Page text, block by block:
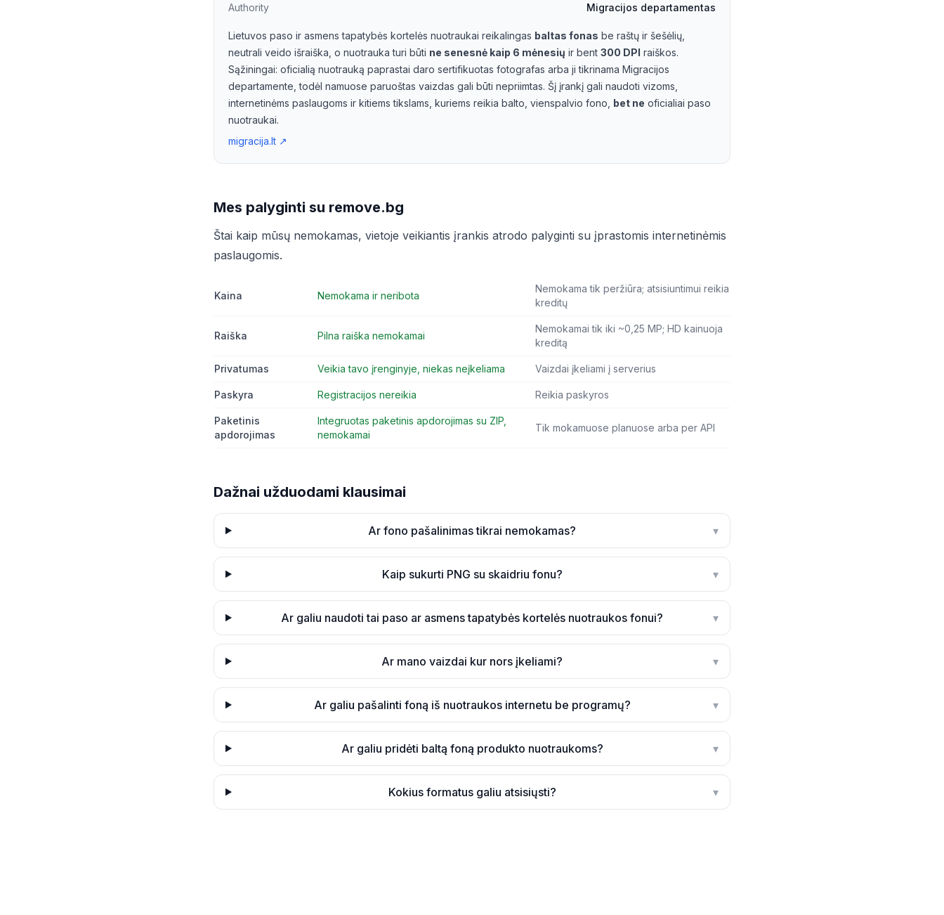
Authority Migracijos departamentas
Lietuvos paso ir asmens tapatybės kortelės nuotraukai reikalingas baltas fonas be raštų ir šešėlių,
neutrali veido išraiška, o nuotrauka turi būti ne senesnė kaip 6 mėnesių ir bent 300 DPI raiškos.
Sąžiningai: oficialią nuotrauką paprastai daro sertifikuotas fotografas arba ji tikrinama Migracijos
departamente, todėl namuose paruoštas vaizdas gali būti nepriimtas. Šį įrankį gali naudoti vizoms,
internetinėms paslaugoms ir kitiems tikslams, kuriems reikia balto, vienspalvio fono, bet ne oficialiai paso
nuotraukai.
migracija.lt ↗
Mes palyginti su remove.bg
Štai kaip mūsų nemokamas, vietoje veikiantis įrankis atrodo palyginti su įprastomis internetinėmis
paslaugomis.
Kaina Nemokama ir neribota
Nemokama tik peržiūra; atsisiuntimui reikia
kreditų
Raiška Pilna raiška nemokamai
Nemokamai tik iki ~0,25 MP; HD kainuoja
kreditą
Privatumas Veikia tavo įrenginyje, niekas neįkeliama Vaizdai įkeliami į serverius
Paskyra Registracijos nereikia Reikia paskyros
Paketinis
apdorojimas
Integruotas paketinis apdorojimas su ZIP,
nemokamai
Tik mokamuose planuose arba per API
Dažnai užduodami klausimai
Ar fono pašalinimas tikrai nemokamas? ▾
Kaip sukurti PNG su skaidriu fonu? ▾
Ar galiu naudoti tai paso ar asmens tapatybės kortelės nuotraukos fonui? ▾
Ar mano vaizdai kur nors įkeliami? ▾
Ar galiu pašalinti foną iš nuotraukos internetu be programų? ▾
Ar galiu pridėti baltą foną produkto nuotraukoms? ▾
Kokius formatus galiu atsisiųsti? ▾